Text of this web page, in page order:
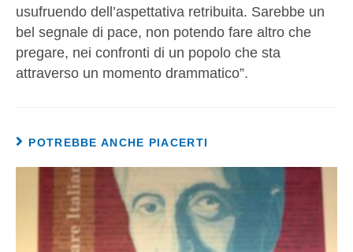
usufruendo dell’aspettativa retribuita. Sarebbe un
bel segnale di pace, non potendo fare altro che
pregare, nei confronti di un popolo che sta
attraverso un momento drammatico”.
POTREBBE ANCHE PIACERTI